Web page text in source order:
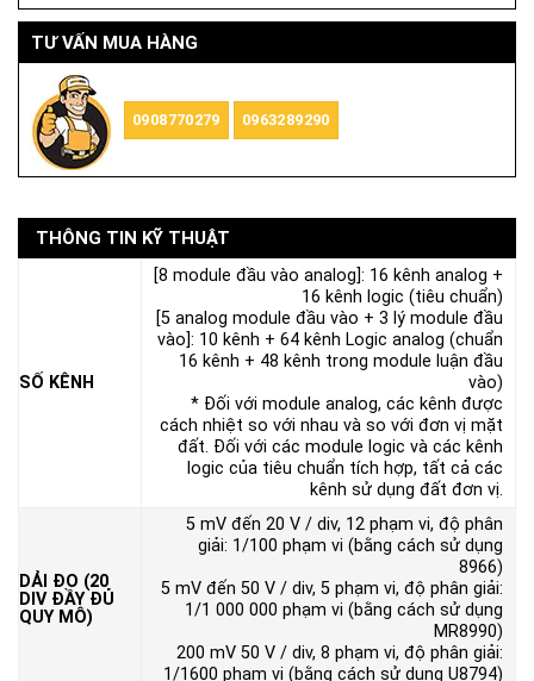
TƯ VẤN MUA HÀNG
0908770279 0963289290
THÔNG TIN KỸ THUẬT
SỐ KÊNH
[8 module đầu vào analog]: 16 kênh analog +
16 kênh logic (tiêu chuẩn)
[5 analog module đầu vào + 3 lý module đầu
vào]: 10 kênh + 64 kênh Logic analog (chuẩn
16 kênh + 48 kênh trong module luận đầu
vào)
* Đối với module analog, các kênh được
cách nhiệt so với nhau và so với đơn vị mặt
đất. Đối với các module logic và các kênh
logic của tiêu chuẩn tích hợp, tất cả các
kênh sử dụng đất đơn vị.
DẢI ĐO (20
DIV ĐẦY ĐỦ
QUY MÔ)
5 mV đến 20 V / div, 12 phạm vi, độ phân
giải: 1/100 phạm vi (bằng cách sử dụng
8966)
5 mV đến 50 V / div, 5 phạm vi, độ phân giải:
1/1 000 000 phạm vi (bằng cách sử dụng
MR8990)
200 mV 50 V / div, 8 phạm vi, độ phân giải:
1/1600 phạm vi (bằng cách sử dụng U8794)